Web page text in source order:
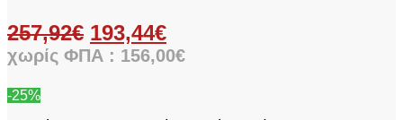
257,92€ 193,44€
χωρίς ΦΠΑ : 156,00€
-25%